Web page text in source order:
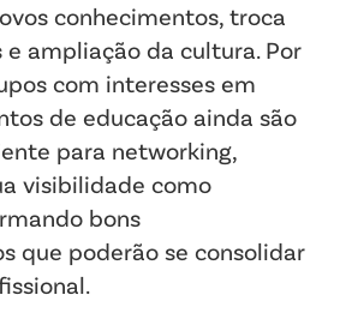
conhecimentos, troca
ampliação da cultura. Por
com interesses em
de educação ainda são
para networking,
visibilidade como
bons
que poderão se consolidar